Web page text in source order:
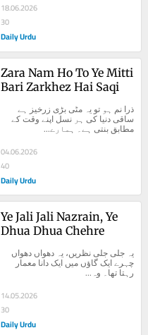
18.06.2026
30
Daily Urdu
Zara Nam Ho To Ye Mitti
Bari Zarkhez Hai Saqi
مطابق بنتی ہے۔ ہمارے...
04.06.2026
40
Daily Urdu
Ye Jali Jali Nazrain, Ye
Dhua Dhua Chehre
چہرے ایک گاؤں میں ایک دانا معمار
رہتا تھا۔ وہ...
14.05.2026
30
Daily Urdu